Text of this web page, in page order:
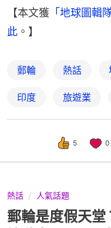
【本文獲 「地球圖輯隊
此 。】
郵輪 熱話
印度 旅遊業
5 0
熱話 人氣話題
郵輪是度假天